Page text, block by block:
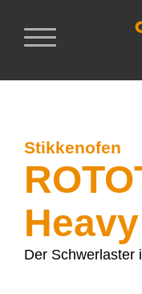
Stikkenofen
Der Schwerlaster